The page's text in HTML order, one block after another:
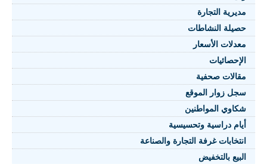
النصوص 2021
FRANÇAIS
مديرية التجارة
حصيلة النشاطات
معدلات الأسعار
الإحصائيات
مقالات صحفية
سجل زوار الموقع
شكاوي المواطنين
أيام دراسية وتحسيسية
انتخابات غرفة التجارة والصناعة
البيع بالتخفيض